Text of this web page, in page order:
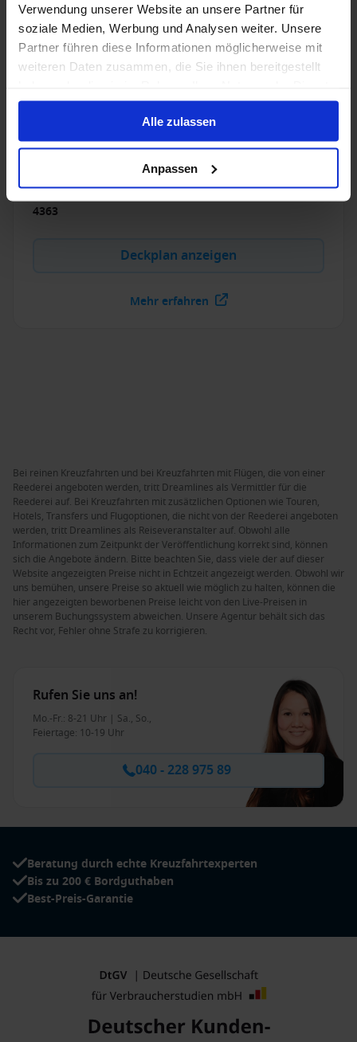
Verwendung unserer Website an unsere Partner für
soziale Medien, Werbung und Analysen weiter. Unsere
Partner führen diese Informationen möglicherweise mit
weiteren Daten zusammen, die Sie ihnen bereitgestellt
gesammelt haben.
Alle zulassen
Anpassen
MSC Splendida
3.9/5353 Bewertungen
bekommt ein Rundum-Sorglos-Programm geboten.
Entspannen Sie im Wellness-Bereich oder nutzen Sie
EUR, USD
Passagiere:
4363
Deckplan anzeigen
Mehr erfahren
Bei reinen Kreuzfahrten und bei Kreuzfahrten mit Flügen, die von einer
Reederei angeboten werden, tritt Dreamlines als Vermittler für die
Reederei auf. Bei Kreuzfahrten mit zusätzlichen Optionen wie Touren,
Hotels, Transfers und Flugoptionen, die nicht von der Reederei angeboten
werden, tritt Dreamlines als Reiseveranstalter auf. Obwohl alle
Informationen zum Zeitpunkt der Veröffentlichung korrekt sind, können
sich die Angebote ändern. Bitte beachten Sie, dass viele der auf dieser
Website angezeigten Preise nicht in Echtzeit angezeigt werden. Obwohl wir
uns bemühen, unsere Preise so aktuell wie möglich zu halten, können die
hier angezeigten beworbenen Preise leicht von den Live-Preisen in
unserem Buchungssystem abweichen. Unsere Agentur behält sich das
Recht vor, Fehler ohne Strafe zu korrigieren.
Rufen Sie uns an!
Mo.-Fr.: 8-21 Uhr | Sa., So.,
Feiertage: 10-19 Uhr
040 - 228 975 89
Beratung durch echte Kreuzfahrtexperten
Bis zu 200 € Bordguthaben
Best-Preis-Garantie